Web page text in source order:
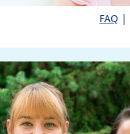
FAQ |